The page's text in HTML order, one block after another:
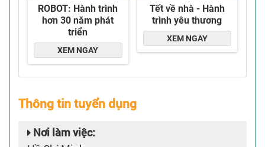
Thông tin tuyển dụng
Nơi làm việc: